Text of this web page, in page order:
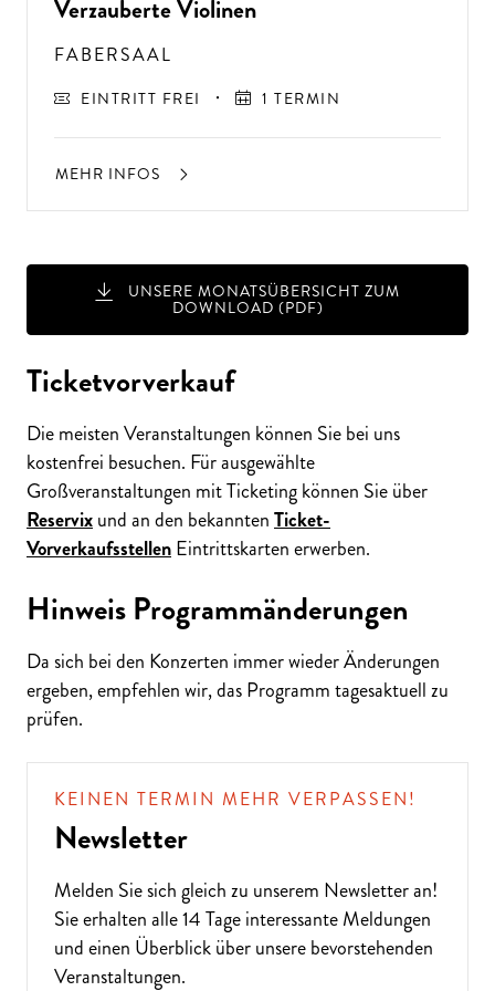
A
USSER
G
EW
Ö
H
N
LIC
H
E K
O
N
ZER
TER
LEBN
ISSE
S
T
E
H
E
N
SI
E
A
U
F
P
E
R
F
O
R
M
A
N
C
E
S
?
Verzauberte Violinen
FABERSAAL
EINTRITT FREI 1 TERMIN
MEHR INFOS
UNSERE MONATSÜBERSICHT ZUM
DOWNLOAD (PDF)
Ticketvorverkauf
Die meisten Veranstaltungen können Sie bei uns
kostenfrei besuchen. Für ausgewählte
Großveranstaltungen mit Ticketing können Sie über
Reservixund an den bekanntenTicket-
VorverkaufsstellenEintrittskarten erwerben.
Hinweis Programmänderungen
Da sich bei den Konzerten immer wieder Änderungen
ergeben, empfehlen wir, das Programm tagesaktuell zu
prüfen.
KEINEN TERMIN MEHR VERPASSEN!
Newsletter
Melden Sie sich gleich zu unserem Newsletteran!
Sie erhalten alle 14 Tage interessante Meldungen
und einen Überblick über unsere bevorstehenden
Veranstaltungen.